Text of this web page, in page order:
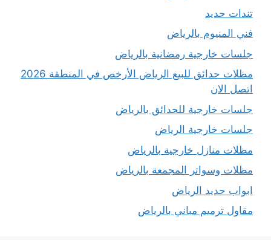
تندات حديد
فني المنيوم بالرياض
جلسات خارجية رمضانية بالرياض
مظلات حدائق للبيع الرياض الأرخص في المنطقة 2026
اتصل الان
جلسات خارجية للحدائق بالرياض
جلسات خارجية الرياض
مظلات منازل خارجية بالرياض
مظلات وسواتر المجمعة بالرياض
ابواب حديد الرياض
مقاول ترميم مباني بالرياض